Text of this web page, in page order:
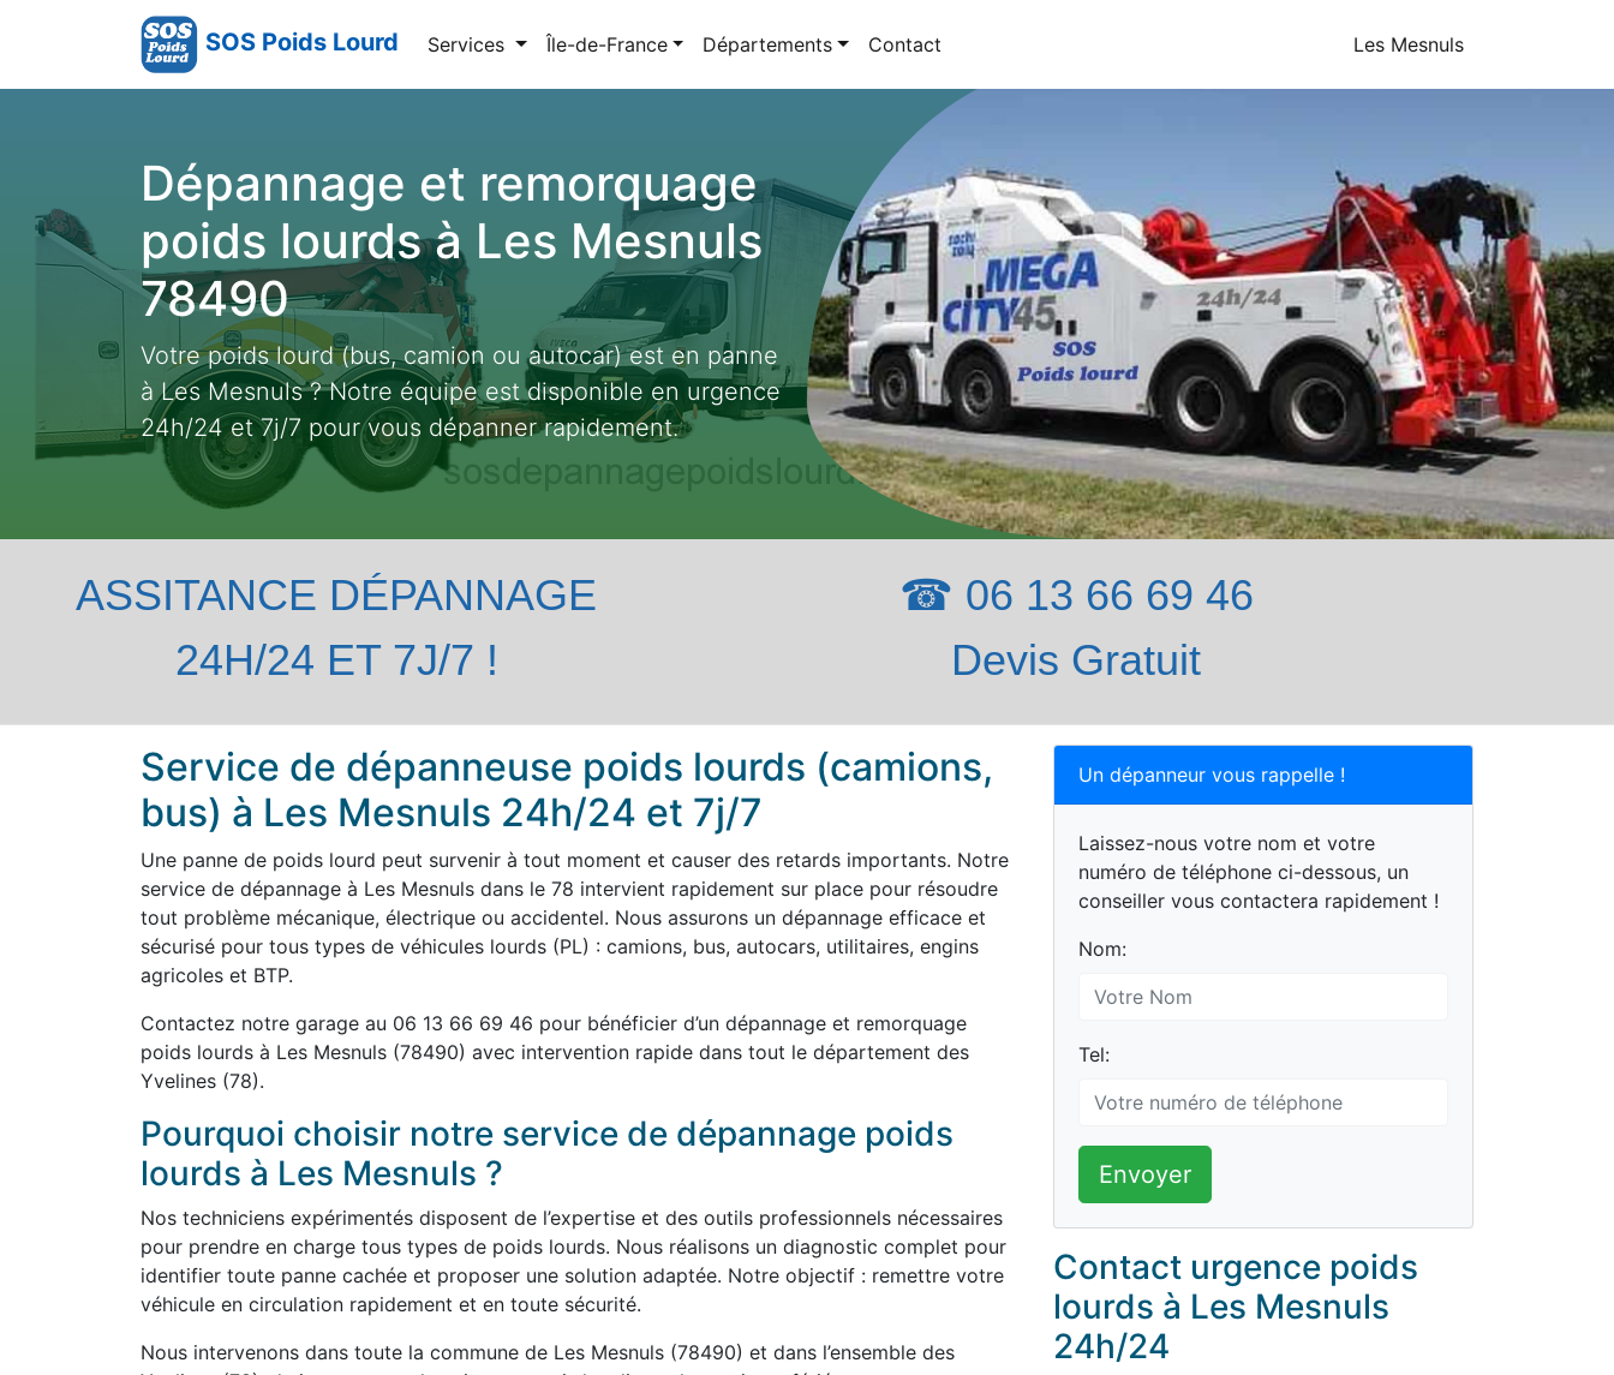
SOS Poids Lourd Services Île-de-France Départements Contact Les Mesnuls
Dépannage et remorquage
poids lourds à Les Mesnuls
78490
Votre poids lourd (bus, camion ou autocar) est en panne
à Les Mesnuls ? Notre équipe est disponible en urgence
24h/24 et 7j/7 pour vous dépanner rapidement.
ASSITANCE DÉPANNAGE
24H/24 ET 7J/7 !
☎ 06 13 66 69 46
Devis Gratuit
Service de dépanneuse poids lourds (camions,
bus) à Les Mesnuls 24h/24 et 7j/7
Une panne de poids lourd peut survenir à tout moment et causer des retards importants. Notre
service de dépannage à Les Mesnuls dans le 78 intervient rapidement sur place pour résoudre
tout problème mécanique, électrique ou accidentel. Nous assurons un dépannage efficace et
sécurisé pour tous types de véhicules lourds (PL) : camions, bus, autocars, utilitaires, engins
agricoles et BTP.
Contactez notre garage au 06 13 66 69 46 pour bénéficier d’un dépannage et remorquage
poids lourds à Les Mesnuls (78490) avec intervention rapide dans tout le département des
Yvelines (78).
Pourquoi choisir notre service de dépannage poids
lourds à Les Mesnuls ?
Nos techniciens expérimentés disposent de l’expertise et des outils professionnels nécessaires
pour prendre en charge tous types de poids lourds. Nous réalisons un diagnostic complet pour
identifier toute panne cachée et proposer une solution adaptée. Notre objectif : remettre votre
véhicule en circulation rapidement et en toute sécurité.
Nous intervenons dans toute la commune de Les Mesnuls (78490) et dans l’ensemble des
Un dépanneur vous rappelle !
Laissez-nous votre nom et votre
numéro de téléphone ci-dessous, un
conseiller vous contactera rapidement !
Nom:
Tel:
Envoyer
Contact urgence poids
lourds à Les Mesnuls
24h/24